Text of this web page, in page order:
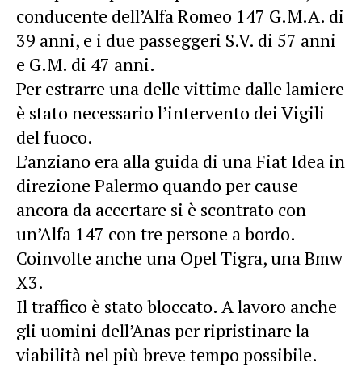
conducente dell’Alfa Romeo 147 G.M.A. di
39 anni, e i due passeggeri S.V. di 57 anni
e G.M. di 47 anni.
Per estrarre una delle vittime dalle lamiere
è stato necessario l’intervento dei Vigili
del fuoco.
L’anziano era alla guida di una Fiat Idea in
direzione Palermo quando per cause
ancora da accertare si è scontrato con
un’Alfa 147 con tre persone a bordo.
Coinvolte anche una Opel Tigra, una Bmw
X3.
Il traffico è stato bloccato. A lavoro anche
gli uomini dell’Anas per ripristinare la
viabilità nel più breve tempo possibile.